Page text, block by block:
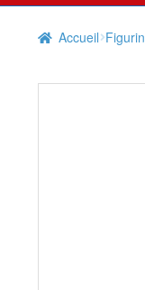
Accueil